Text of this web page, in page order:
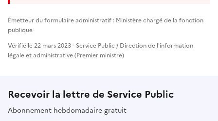
Émetteur du formulaire administratif : Ministère chargé de la fonction
publique
Vérifié le 22 mars 2023 - Service Public / Direction de l'information
légale et administrative (Premier ministre)
Recevoir la lettre de Service Public
Abonnement hebdomadaire gratuit